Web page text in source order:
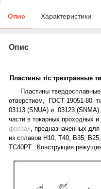
Опис Характеристики
Опис
Пластины т/с трехгранные
Пластины твердосплавные
отверстием, ГОСТ 19051 -80
03113 (S NUА) и 03123 (S NМА),
части в токарных проходных и
фрезах , предназначенных
из сплавов Н10, Т40, В35,
ТС40РТ. Конструкция